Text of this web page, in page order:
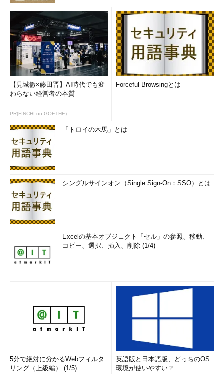
【見城徹×藤田晋】AI時代でも変
わらない経営者の本質
PR(FINCHI on GOETHE)
Forceful Browsingとは
「トロイの木馬」とは
シングルサインオン（Single Sign-On：SSO）とは
Excelの基本オブジェクト「セル」の参照、移動、
コピー、選択、挿入、削除 (1/4)
5分で絶対に分かるWebフィルタ
リング（上級編） (1/5)
英語版と日本語版、どっちのOS
環境が使いやすい？